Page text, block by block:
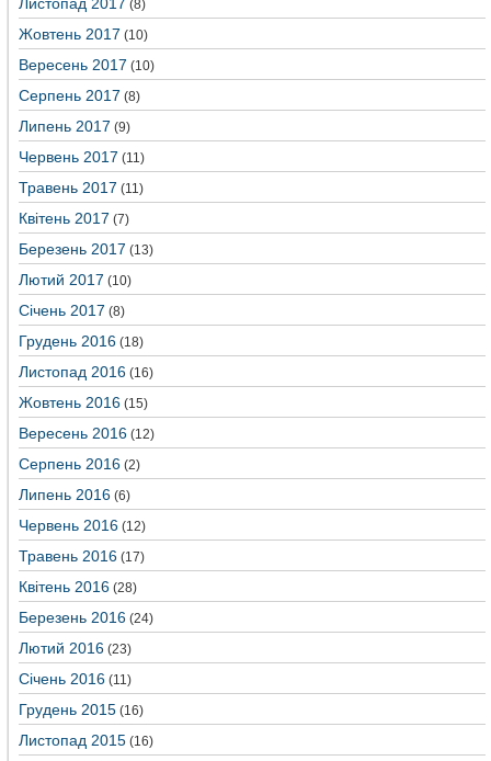
(8)
Жовтень 2017 (10)
Вересень 2017 (10)
Серпень 2017 (8)
Липень 2017 (9)
Червень 2017 (11)
Травень 2017 (11)
Квітень 2017 (7)
Березень 2017 (13)
Лютий 2017 (10)
Січень 2017 (8)
Грудень 2016 (18)
Листопад 2016 (16)
Жовтень 2016 (15)
Вересень 2016 (12)
Серпень 2016 (2)
Липень 2016 (6)
Червень 2016 (12)
Травень 2016 (17)
Квітень 2016 (28)
Березень 2016 (24)
Лютий 2016 (23)
Січень 2016 (11)
Грудень 2015 (16)
Листопад 2015 (16)